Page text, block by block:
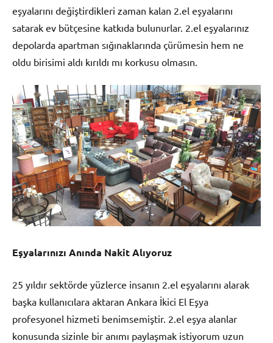
eşyalarını değiştirdikleri zaman kalan 2.el eşyalarını
satarak ev bütçesine katkıda bulunurlar. 2.el eşyalarınız
depolarda apartman sığınaklarında çürümesin hem ne
oldu birisimi aldı kırıldı mı korkusu olmasın.
Eşyalarınızı Anında Nakit Alıyoruz
25 yıldır sektörde yüzlerce insanın 2.el eşyalarını alarak
başka kullanıcılara aktaran Ankara İkici El Eşya
profesyonel hizmeti benimsemiştir. 2.el eşya alanlar
konusunda sizinle bir anımı paylaşmak istiyorum uzun